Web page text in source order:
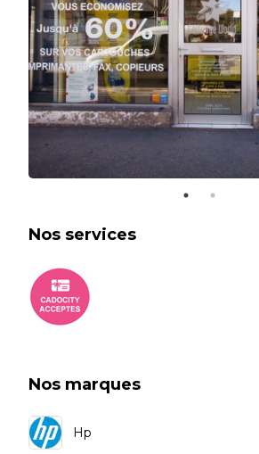
Nos services
Nos marques
Hp